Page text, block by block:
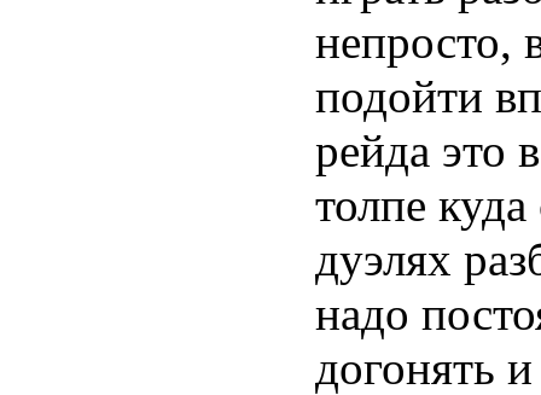
непросто,
подойти
рейда это
толпе
дуэлях
надо
догонять и